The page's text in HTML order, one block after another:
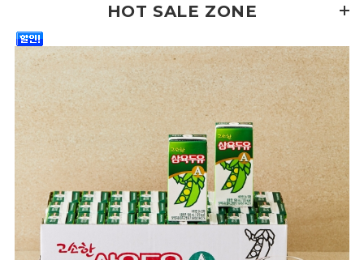
HOT SALE ZONE